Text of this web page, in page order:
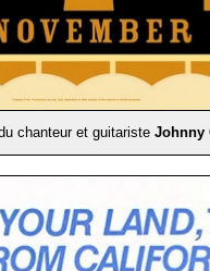
chanteur et guitariste Johnny